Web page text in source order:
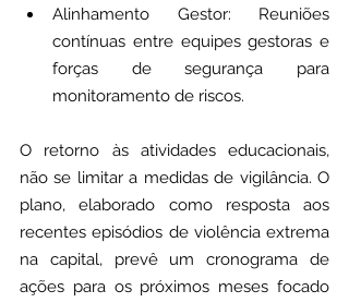
Alinhamento Gestor: Reuniões
contínuas entre equipes gestoras e
forças de segurança para
monitoramento de riscos.
O retorno às atividades educacionais,
não se limitar a medidas de vigilância. O
plano, elaborado como resposta aos
recentes episódios de violência extrema
na capital, prevê um cronograma de
ações para os próximos meses focado